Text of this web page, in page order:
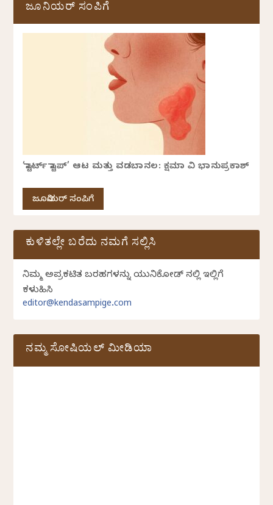
ಜೂನಿಯರ್ ಸಂಪಿಗೆ
‘ಸ್ಟಾರ್ಟ್ ಸ್ಟಾಪ್’ ಆಟ ಮತ್ತು ವಡಬಾನಲ: ಕ್ಷಮಾ ವಿ ಭಾನುಪ್ರಕಾಶ್
ಜೂನಿಯರ್ ಸಂಪಿಗೆ
ಕುಳಿತಲ್ಲೇ ಬರೆದು ನಮಗೆ ಸಲ್ಲಿಸಿ
ನಿಮ್ಮ ಅಪ್ರಕಟಿತ ಬರಹಗಳನ್ನು ಯುನಿಕೋಡ್ ನಲ್ಲಿ ಇಲ್ಲಿಗೆ
ಕಳುಹಿಸಿ
editor@kendasampige.com
ನಮ್ಮ ಸೋಷಿಯಲ್‌ ಮೀಡಿಯಾ